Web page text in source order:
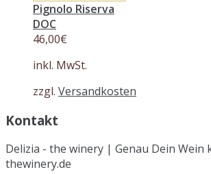
Pignolo Riserva
DOC
46,00€
inkl. MwSt.
zzgl. Versandkosten
Kontakt
Delizia - the winery | Genau Dein Wein
thewinery.de